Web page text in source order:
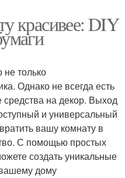
красивее: DIY
только
Однако не всегда есть
средства на декор. Выход
и универсальный
вашу комнату в
С помощью простых
создать уникальные
дому